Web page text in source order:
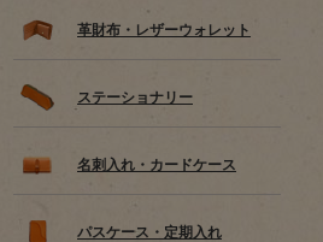
革財布・レザーウォレット
ステーショナリー
名刺入れ・カードケース
パスケース・定期入れ